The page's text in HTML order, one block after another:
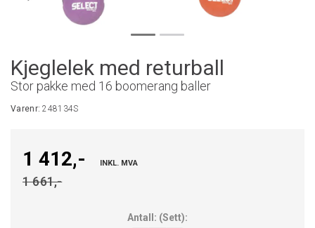
Kjeglelek med returball
Stor pakke med 16 boomerang baller
Varenr:248134S
1 412,- INKL. MVA
1 661,-
Antall: (Sett):